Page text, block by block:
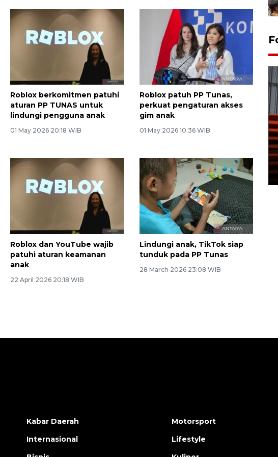
Roblox berkomitmen patuhi
aturan PP TUNAS untuk
lindungi pengguna anak
01 May 2026 20:18 WIB
Roblox patuh PP Tunas,
perkuat pengaturan akses
gim anak
01 May 2026 10:36 WIB
Roblox dan YouTube wajib
patuhi aturan keamanan
anak
22 April 2026 20:18 WIB
Lindungi anak, TikTok siap
tunduk pada PP Tunas
28 March 2026 23:08 WIB
Prediksi puncak musim
Tengah
22 July 2026 17:18 WIB
Kabar Daerah
Internasional
Motorsport
Lifestyle